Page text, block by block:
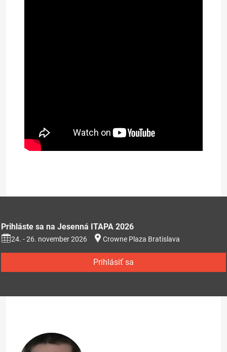
Prezentácia na stiahnutie (353kB)
Prihláste sa na Jesenná ITAPA 2026
24. - 26. november 2026 Crowne Plaza Bratislava
Prihlásiť sa